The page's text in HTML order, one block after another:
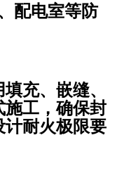
配电室等防
充、嵌缝、
施工，确保封
计耐火极限要